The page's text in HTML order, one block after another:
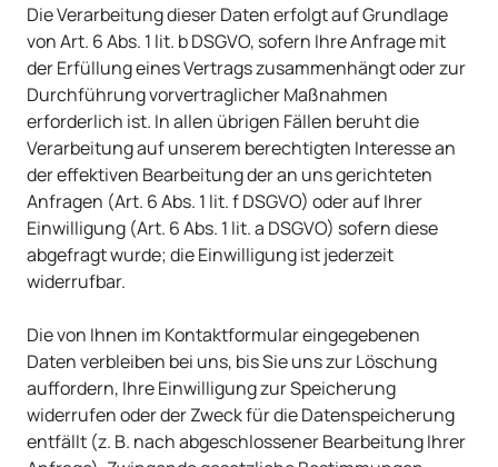
Die Verarbeitung dieser Daten erfolgt auf Grundlage
von Art. 6 Abs. 1 lit. b DSGVO, sofern Ihre Anfrage mit
der Erfüllung eines Vertrags zusammenhängt oder zur
Durchführung vorvertraglicher Maßnahmen
erforderlich ist. In allen übrigen Fällen beruht die
Verarbeitung auf unserem berechtigten Interesse an
der effektiven Bearbeitung der an uns gerichteten
Anfragen (Art. 6 Abs. 1 lit. f DSGVO) oder auf Ihrer
Einwilligung (Art. 6 Abs. 1 lit. a DSGVO) sofern diese
abgefragt wurde; die Einwilligung ist jederzeit
widerrufbar.
Die von Ihnen im Kontaktformular eingegebenen
Daten verbleiben bei uns, bis Sie uns zur Löschung
auffordern, Ihre Einwilligung zur Speicherung
widerrufen oder der Zweck für die Datenspeicherung
entfällt (z. B. nach abgeschlossener Bearbeitung Ihrer